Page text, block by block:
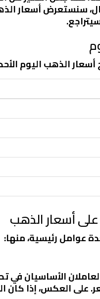
سنستعرض أسعار
الأحد 2 مارس 2025 لجميع
على أسعار الذهب
عوامل رئيسية، منها:
الأساسيان في
على العكس، إذا كان